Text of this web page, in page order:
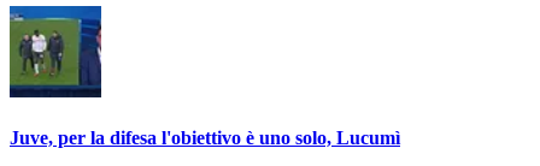
Juve, per la difesa l'obiettivo è uno solo, Lucumì